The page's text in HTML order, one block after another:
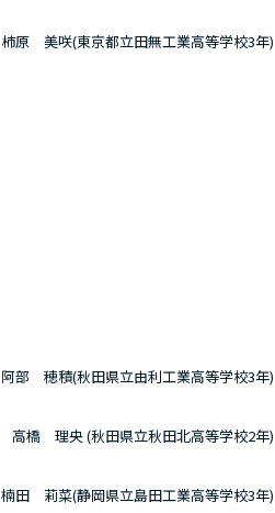
柿原 美咲(東京都立田無工業高等学校3年)
阿部 穂積(秋田県立由利工業高等学校3年)
高橋 理央 (秋田県立秋田北高等学校2年)
楠田 莉菜(静岡県立島田工業高等学校3年)